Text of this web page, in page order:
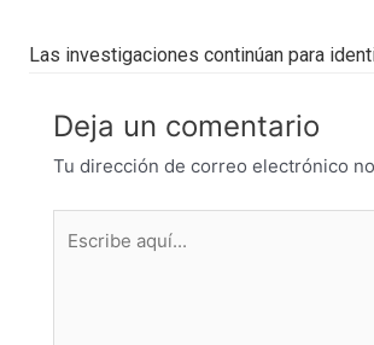
Las investigaciones continúan para
Deja un comentario
Tu dirección de correo electrónico